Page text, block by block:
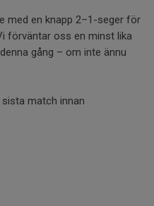
med en knapp 2–1-seger för
förväntar oss en minst lika
gång – om inte ännu
match innan